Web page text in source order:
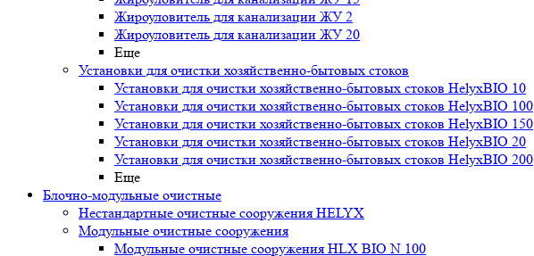
Жироуловитель для канализации ЖУ 2
Жироуловитель для канализации ЖУ 20
Еще
Установки для очистки хозяйственно-бытовых стоков
Установки для очистки хозяйственно-бытовых стоков HelyxBIO 10
Установки для очистки хозяйственно-бытовых стоков HelyxBIO 100
Установки для очистки хозяйственно-бытовых стоков HelyxBIO 150
Установки для очистки хозяйственно-бытовых стоков HelyxBIO 20
Установки для очистки хозяйственно-бытовых стоков HelyxBIO 200
Еще
Блочно-модульные очистные
Нестандартные очистные сооружения HELYX
Модульные очистные сооружения
Модульные очистные сооружения HLX BIO N 100